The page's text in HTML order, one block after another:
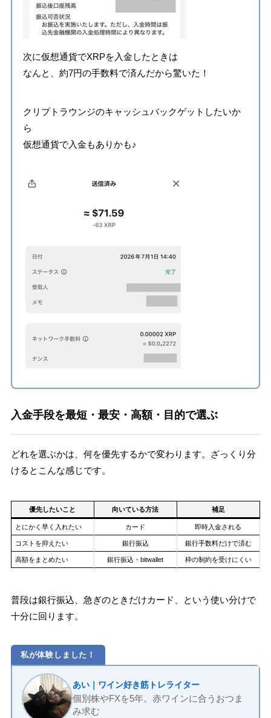
次に仮想通貨でXRPを入金したときは
なんと、約7円の手数料で済んだから驚いた！
クリプトラウンジのキャッシュバックゲットしたいか
ら
仮想通貨で入金もありかも♪
入金手段を最短・最安・高額・目的で選ぶ
どれを選ぶかは、何を優先するかで変わります。ざっくり分
けるとこんな感じです。
優先したいこと 向いている方法 補足
とにかく早く入れたい カード 即時入金される
コストを抑えたい 銀行振込 銀行手数料だけで済む
高額をまとめたい 銀行振込・bitwallet 枠の制約を受けにくい
普段は銀行振込、急ぎのときだけカード、という使い分けで
十分に回ります。
私が体験しました！
あい｜ワイン好き筋トレライター
個別株やFXを5年。赤ワインに合うおつま
み求む